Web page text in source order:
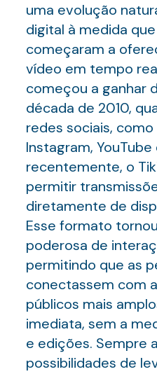
uma evolução
digital à medida
começaram a
vídeo em tempo
começou a ganhar
década de 2010,
redes sociais, como
Instagram, YouTube
recentemente, o
permitir
diretamente de
Esse formato
poderosa de
permitindo que as
conectassem com
públicos mais
imediata, sem a
e edições. Sempre
possibilidades de